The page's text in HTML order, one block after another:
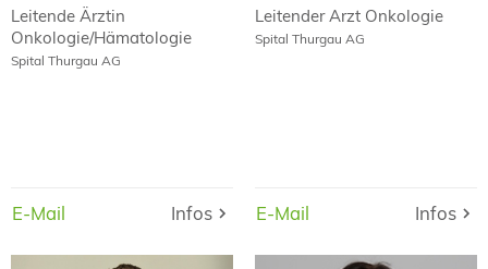
Leitende Ärztin
Onkologie/Hämatologie
Spital Thurgau AG
E-Mail Infos
E-Mail
Infos
Leitender Arzt Onkologie
Spital Thurgau AG
E-Mail Infos
E-Mail
Infos